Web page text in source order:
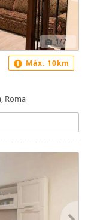
1/7
Roma
Máx. 10km